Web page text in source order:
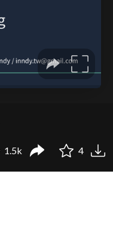
1.5k 4